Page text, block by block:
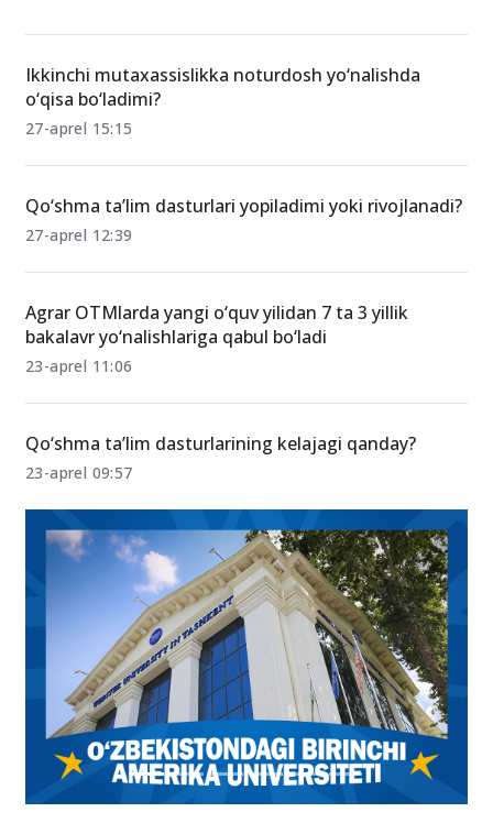
Ikkinchi mutaxassislikka noturdosh yo‘nalishda
o‘qisa bo‘ladimi?
27-aprel 15:15
Qo‘shma ta’lim dasturlari yopiladimi yoki rivojlanadi?
27-aprel 12:39
Agrar OTMlarda yangi o‘quv yilidan 7 ta 3 yillik
bakalavr yo‘nalishlariga qabul bo‘ladi
23-aprel 11:06
Qo‘shma ta’lim dasturlarining kelajagi qanday?
23-aprel 09:57